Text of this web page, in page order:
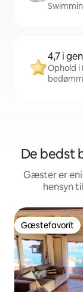
4,7 i
Ophold i
De bedst
Gæster er
hensyn
Gæstefavorit
Gæstefavorit